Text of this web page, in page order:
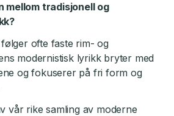
mellom tradisjonell og
ofte faste rim- og
modernistisk lyrikk bryter med
og fokuserer på fri form og
vår rike samling av moderne